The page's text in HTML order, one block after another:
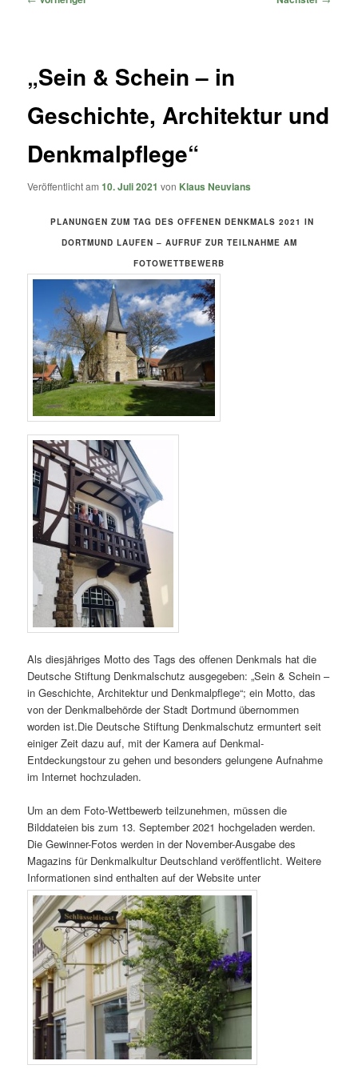
„Sein & Schein – in
Geschichte, Architektur und
Denkmalpflege“
Veröffentlicht am10. Juli 2021 von Klaus Neuvians
PLANUNGEN ZUM TAG DES OFFENEN DENKMALS 2021 IN
DORTMUND LAUFEN – AUFRUF ZUR TEILNAHME AM
FOTOWETTBEWERB
Als diesjähriges Motto des Tags des offenen Denkmals hat die
Deutsche Stiftung Denkmalschutz ausgegeben: „Sein & Schein –
in Geschichte, Architektur und Denkmalpflege“; ein Motto, das
von der Denkmalbehörde der Stadt Dortmund übernommen
worden ist.Die Deutsche Stiftung Denkmalschutz ermuntert seit
einiger Zeit dazu auf, mit der Kamera auf Denkmal-
Entdeckungstour zu gehen und besonders gelungene Aufnahme
im Internet hochzuladen.
Um an dem Foto-Wettbewerb teilzunehmen, müssen die
Bilddateien bis zum 13. September 2021 hochgeladen werden.
Die Gewinner-Fotos werden in der November-Ausgabe des
Magazins für Denkmalkultur Deutschland veröffentlicht. Weitere
Informationen sind enthalten auf der Website unter